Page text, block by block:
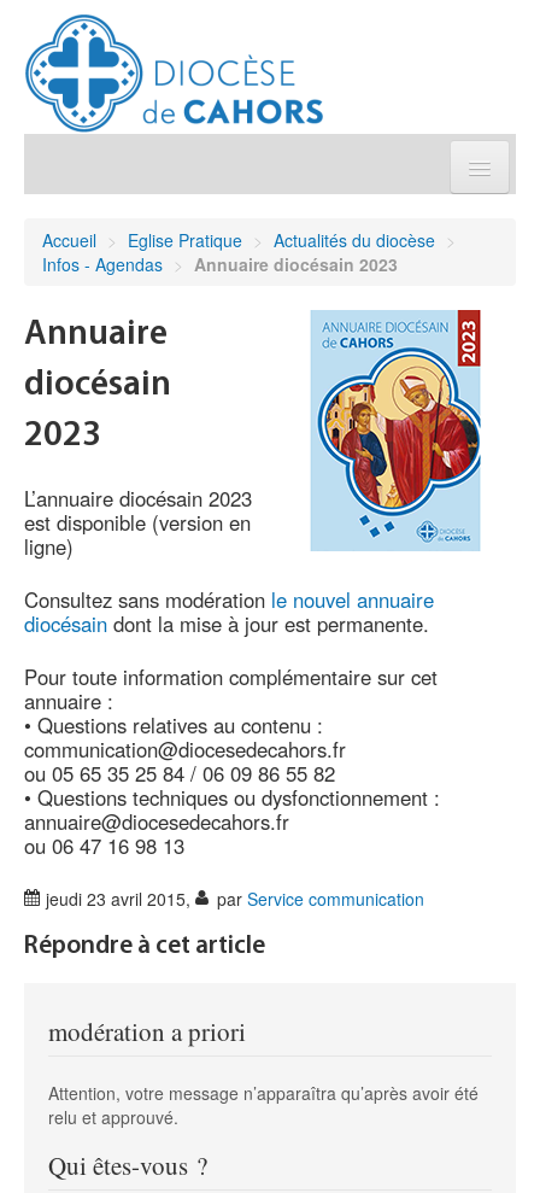
Sanctuaires & Pélerinages
Annuaire/Contact
Accueil > Eglise Pratique > Actualités du diocèse >
Infos - Agendas > Annuaire diocésain 2023
Annuaire
diocésain
2023
L’annuaire diocésain 2023
est disponible (version en
ligne)
Consultez sans modération le nouvel annuaire
diocésain dont la mise à jour est permanente.
Pour toute information complémentaire sur cet
annuaire :
• Questions relatives au contenu :
communication@diocesedecahors.fr
ou 05 65 35 25 84 / 06 09 86 55 82
• Questions techniques ou dysfonctionnement :
annuaire@diocesedecahors.fr
ou 06 47 16 98 13
jeudi 23 avril 2015, par Service communication
Répondre à cet article
modération a priori
Attention, votre message n’apparaîtra qu’après avoir été
relu et approuvé.
Qui êtes-vous ?